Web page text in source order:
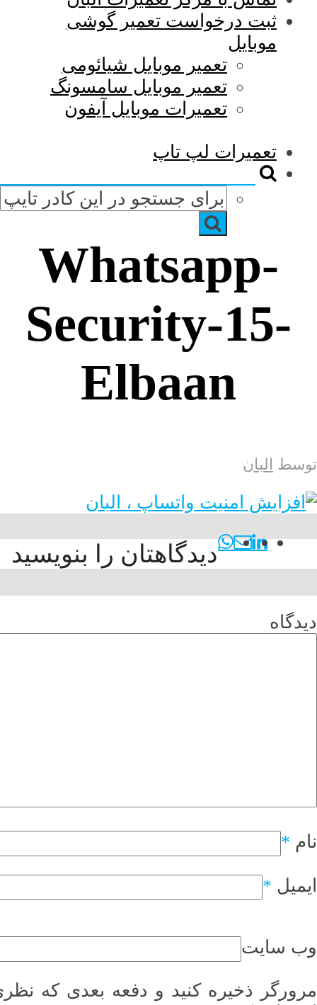
ثبت درخواست تعمیر گوشی
موبایل
تعمیر موبایل شیائومی
تعمیر موبایل سامسونگ
تعمیرات موبایل آیفون
تعمیرات لپ تاپ
Whatsapp-
Security-15-
Elbaan
توسط البان
دیدگاهتان را بنویسید
دیدگاه
نام *
ایمیل *
وب سایت
مرورگر ذخیره کنید و دفعه بعدی که